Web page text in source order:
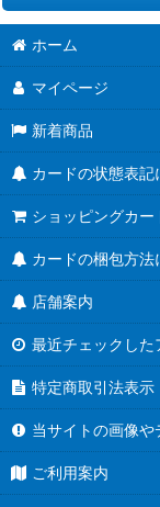
ブースターパック第
イヤル」
ブースターパック第
ブースターパック第
コラボパック「プリ
プレミアムカードセ
ブースターパック第
EXビギナーデッキ
ブースターパック第
EXコラボパック「ア
ホーム
マイページ
新着商品
カードの状態表記
ショッピングカー
カードの梱包方法
店舗案内
最近チェックした
特定商取引法表示
当サイトの画像
ご利用案内